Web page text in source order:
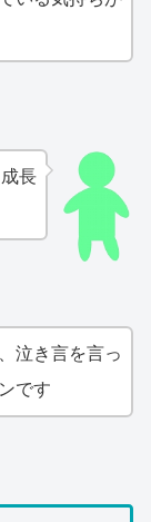
長
泣き言を言っ
です